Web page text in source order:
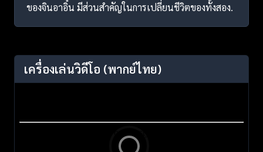
ของจินอาอิ๋น มีส่วนสำคัญในการเปลี่ยนชีวิตของทั้งสอง.
เครื่องเล่นวิดีโอ (พากย์ไทย)